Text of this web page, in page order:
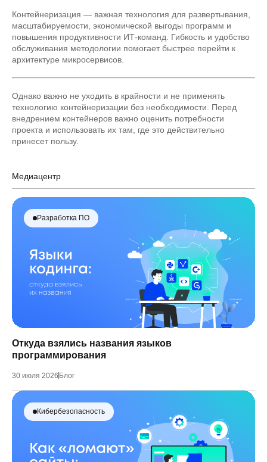
Контейнеризация — важная технология для развертывания,
масштабируемости, экономической выгоды программ и
повышения продуктивности ИТ-команд. Гибкость и удобство
обслуживания методологии помогает быстрее перейти к
архитектуре микросервисов.
Однако важно не уходить в крайности и не применять
технологию контейнеризации без необходимости. Перед
внедрением контейнеров важно оценить потребности
проекта и использовать их там, где это действительно
принесет пользу.
Медиацентр
Разработка ПО
Откуда взялись названия языков
программирования
30 июля 2026 Блог
Кибербезопасность